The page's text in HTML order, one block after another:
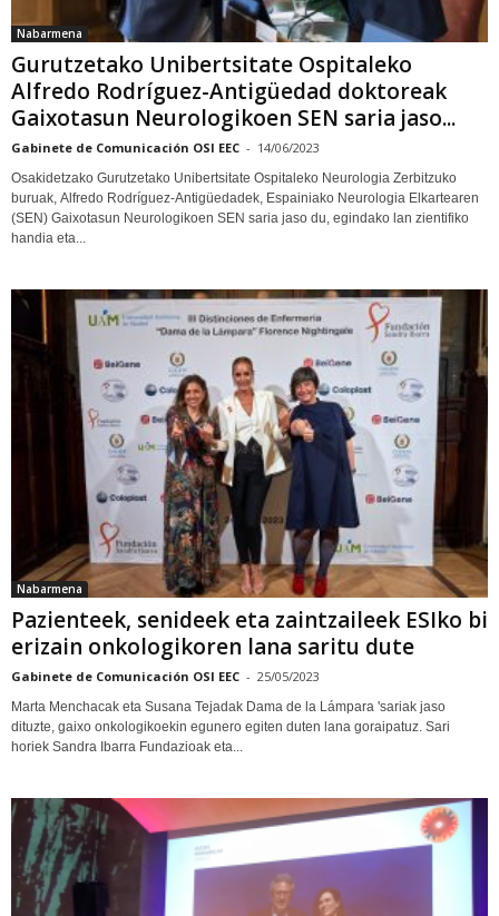
Nabarmena
Gurutzetako Unibertsitate Ospitaleko
Alfredo Rodríguez-Antigüedad doktoreak
Gaixotasun Neurologikoen SEN saria jaso...
Gabinete de Comunicación OSI EEC - 14/06/2023
Osakidetzako Gurutzetako Unibertsitate Ospitaleko Neurologia Zerbitzuko
buruak, Alfredo Rodríguez-Antigüedadek, Espainiako Neurologia Elkartearen
(SEN) Gaixotasun Neurologikoen SEN saria jaso du, egindako lan zientifiko
handia eta...
Nabarmena
Pazienteek, senideek eta zaintzaileek ESIko bi
erizain onkologikoren lana saritu dute
Gabinete de Comunicación OSI EEC - 25/05/2023
Marta Menchacak eta Susana Tejadak Dama de la Lámpara 'sariak jaso
dituzte, gaixo onkologikoekin egunero egiten duten lana goraipatuz. Sari
horiek Sandra Ibarra Fundazioak eta...